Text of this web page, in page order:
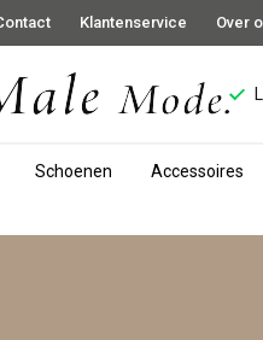
Klantenservice Over
Schoenen Accessoires